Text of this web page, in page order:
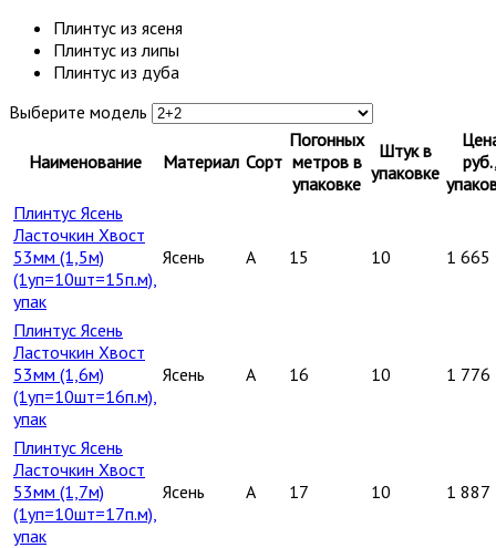
Плинтус из ясеня
Плинтус из липы
Плинтус из дуба
Выберите модель
Наименование Материал Сорт
Погонных
метров в
упаковке
Штук в
упаковке
Плинтус Ясень
Ласточкин Хвост
53мм (1,5м)
(1уп=10шт=15п.м),
упак
Ясень A 15 10 1 665
Плинтус Ясень
Ласточкин Хвост
53мм (1,6м)
(1уп=10шт=16п.м),
упак
Ясень A 16 10 1 776
Плинтус Ясень
Ласточкин Хвост
53мм (1,7м)
(1уп=10шт=17п.м),
упак
Ясень A 17 10 1 887